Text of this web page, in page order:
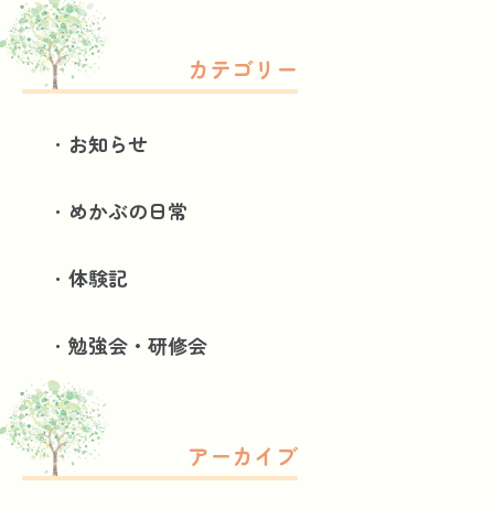
カテゴリー
お知らせ
めかぶの日常
体験記
勉強会・研修会
アーカイブ